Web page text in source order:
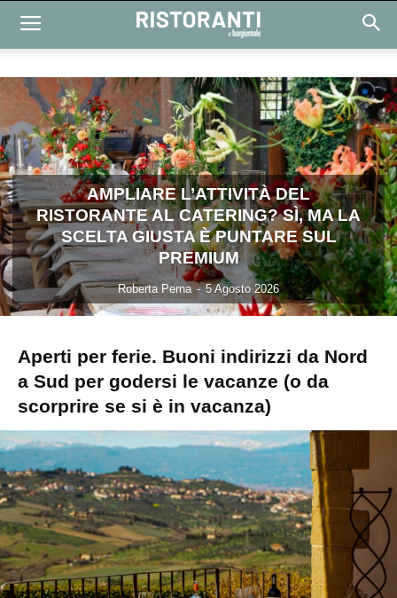
AMPLIARE L’ATTIVITÀ DEL
RISTORANTE AL CATERING? SÌ, MA LA
SCELTA GIUSTA È PUNTARE SUL
PREMIUM
Roberta Perna - 5 Agosto 2026
Aperti per ferie. Buoni indirizzi da Nord
a Sud per godersi le vacanze (o da
scorprire se si è in vacanza)